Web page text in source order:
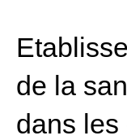
de la
dans les